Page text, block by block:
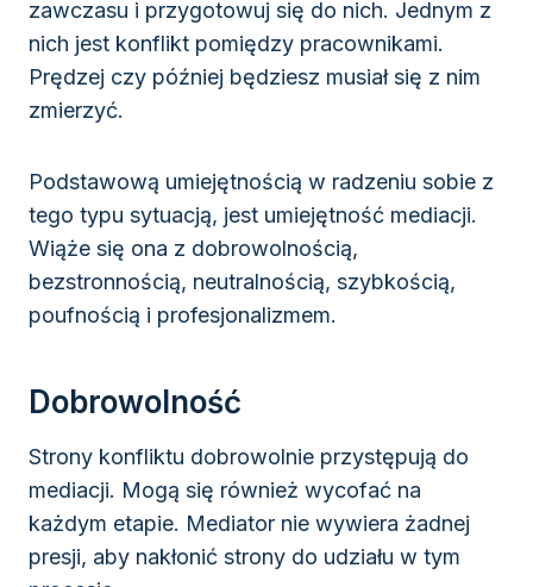
zawczasu i przygotowuj się do nich. Jednym z
nich jest konflikt pomiędzy pracownikami.
Prędzej czy później będziesz musiał się z nim
zmierzyć.
Podstawową umiejętnością w radzeniu sobie z
tego typu sytuacją, jest umiejętność mediacji.
Wiąże się ona z dobrowolnością,
bezstronnością, neutralnością, szybkością,
poufnością i profesjonalizmem.
Dobrowolność
Strony konfliktu dobrowolnie przystępują do
mediacji. Mogą się również wycofać na
każdym etapie. Mediator nie wywiera żadnej
presji, aby nakłonić strony do udziału w tym